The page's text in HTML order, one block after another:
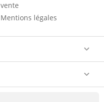
vente
Mentions légales